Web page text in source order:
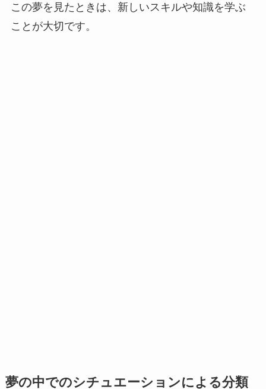
この夢を見たときは、新しいスキルや知識を学ぶ
ことが大切です。
夢の中でのシチュエーションによる分類